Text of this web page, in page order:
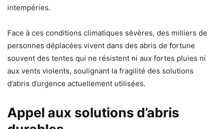
intempéries.
Face à ces conditions climatiques sévères, des milliers de
personnes déplacées vivent dans des abris de fortune
souvent des tentes qui ne résistent ni aux fortes pluies ni
aux vents violents, soulignant la fragilité des solutions
d’abris d’urgence actuellement utilisées.
Appel aux solutions d’abris